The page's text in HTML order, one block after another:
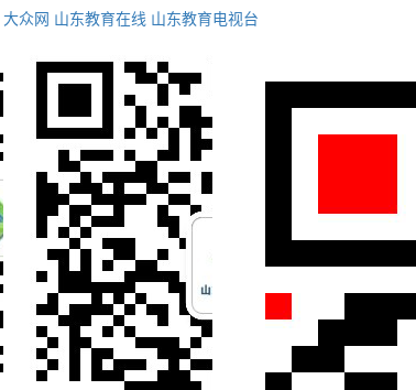
大众网 山东教育在线 山东教育电视台